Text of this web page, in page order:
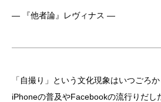
― 『他者論』レヴィナス ―
「自撮り」という文化現象はいつごろか
iPhoneの普及やFacebookの流行りだし